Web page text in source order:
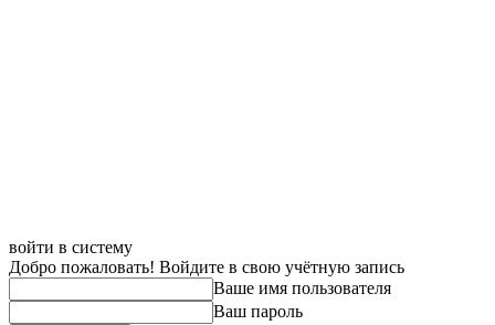
войти в систему
Добро пожаловать! Войдите в свою учётную запись
Ваше имя пользователя
Ваш пароль